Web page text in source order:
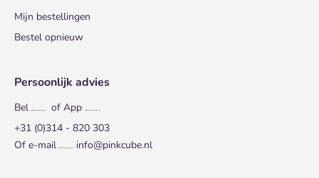
Mijn bestellingen
Bestel opnieuw
Persoonlijk advies
Bel
of App
+31 (0)314 - 820 303
Of e-mail
info@pinkcube.nl